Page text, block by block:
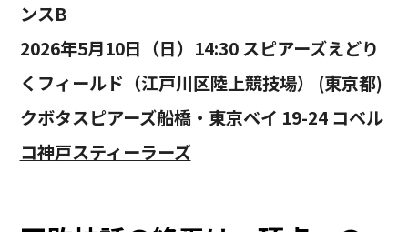
ンスB
2026年5月10日（日）14:30 スピアーズえどり
くフィールド（江戸川区陸上競技場） (東京都)
クボタスピアーズ船橋・東京ベイ 19-24 コベル
コ神戸スティーラーズ